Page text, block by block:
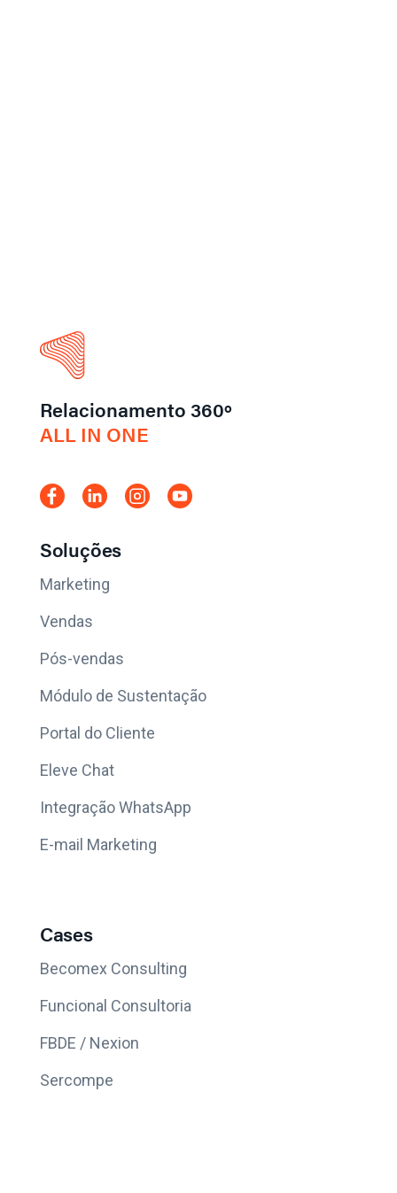
Relacionamento 360º
ALL IN ONE
Soluções
Marketing
Vendas
Pós-vendas
Módulo de Sustentação
Portal do Cliente
Eleve Chat
Integração WhatsApp
E-mail Marketing
Cases
Becomex Consulting
Funcional Consultoria
FBDE / Nexion
Sercompe